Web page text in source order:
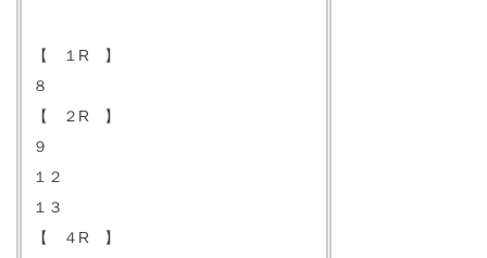
【 １R 】
８
【 ２R 】
９
１２
１３
【 ４R 】